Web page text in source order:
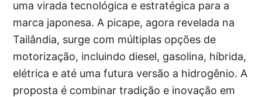
uma virada tecnológica e estratégica para a
marca japonesa. A picape, agora revelada na
Tailândia, surge com múltiplas opções de
motorização, incluindo diesel, gasolina, híbrida,
elétrica e até uma futura versão a hidrogênio. A
proposta é combinar tradição e inovação em